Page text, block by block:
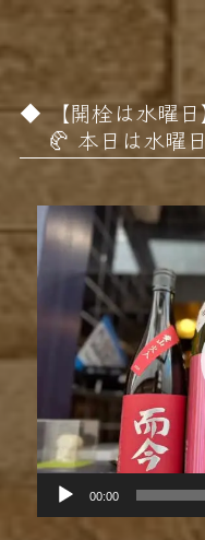
【開栓は水曜
🥐 本日は水曜
動
画
プ
レ
00:00